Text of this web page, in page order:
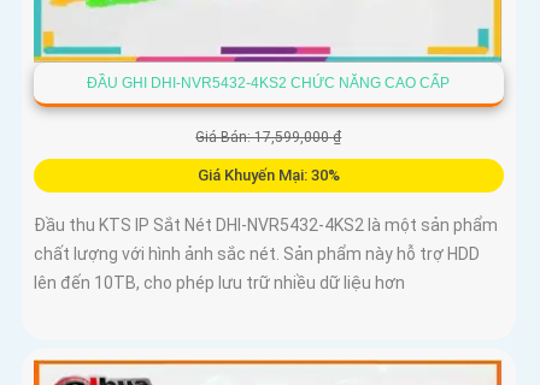
ĐẦU GHI DHI-NVR5432-4KS2 CHỨC NĂNG CAO CẤP
Giá Bán: 17,599,000 ₫
Giá Khuyến Mại: 30%
Đầu thu KTS IP Sắt Nét DHI-NVR5432-4KS2 là một sản phẩm
chất lượng với hình ảnh sắc nét. Sản phẩm này hỗ trợ HDD
lên đến 10TB, cho phép lưu trữ nhiều dữ liệu hơn